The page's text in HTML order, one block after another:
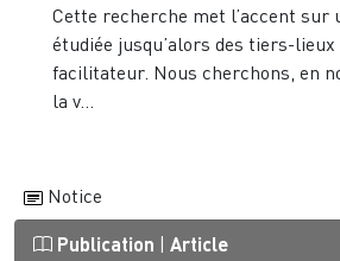
Cette recherche met l’accent sur
étudiée jusqu’alors des tiers-lieux
facilitateur. Nous cherchons, en
la v...
Notice
Publication | Article